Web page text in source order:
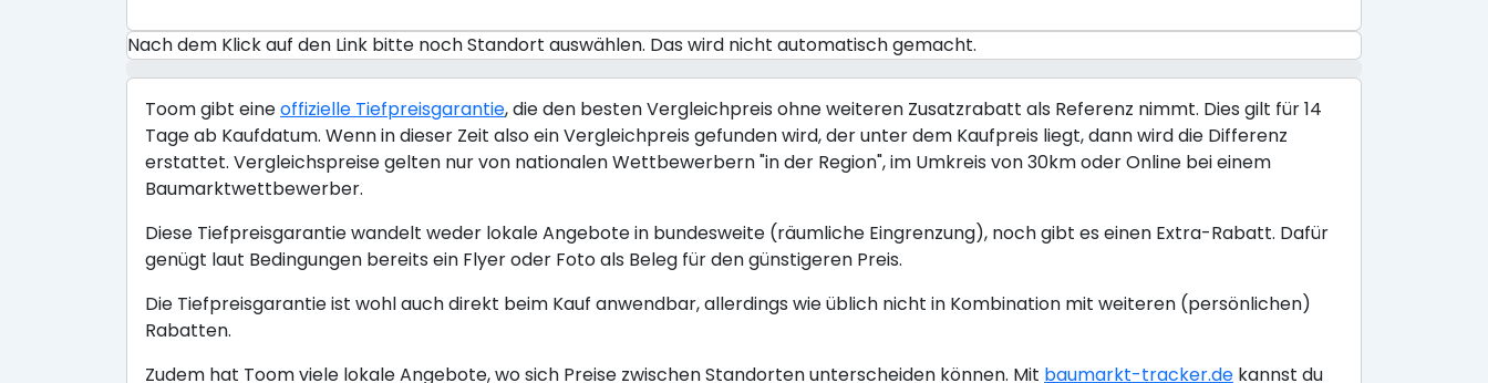
Nach dem Klick auf den Link bitte noch Standort auswählen. Das wird nicht automatisch gemacht.
Toom gibt eineoffizielle Tiefpreisgarantie, die den besten Vergleichpreis ohne weiteren Zusatzrabatt als Referenz nimmt. Dies gilt für 14
Tage ab Kaufdatum. Wenn in dieser Zeit also ein Vergleichpreis gefunden wird, der unter dem Kaufpreis liegt, dann wird die Differenz
erstattet. Vergleichspreise gelten nur von nationalen Wettbewerbern "in der Region", im Umkreis von 30km oder Online bei einem
Baumarktwettbewerber.
Diese Tiefpreisgarantie wandelt weder lokale Angebote in bundesweite (räumliche Eingrenzung), noch gibt es einen Extra-Rabatt. Dafür
genügt laut Bedingungen bereits ein Flyer oder Foto als Beleg für den günstigeren Preis.
Die Tiefpreisgarantie ist wohl auch direkt beim Kauf anwendbar, allerdings wie üblich nicht in Kombination mit weiteren (persönlichen)
Rabatten.
Zudem hat Toom viele lokale Angebote, wo sich Preise zwischen Standorten unterscheiden können. Mit baumarkt-tracker.de kannst du